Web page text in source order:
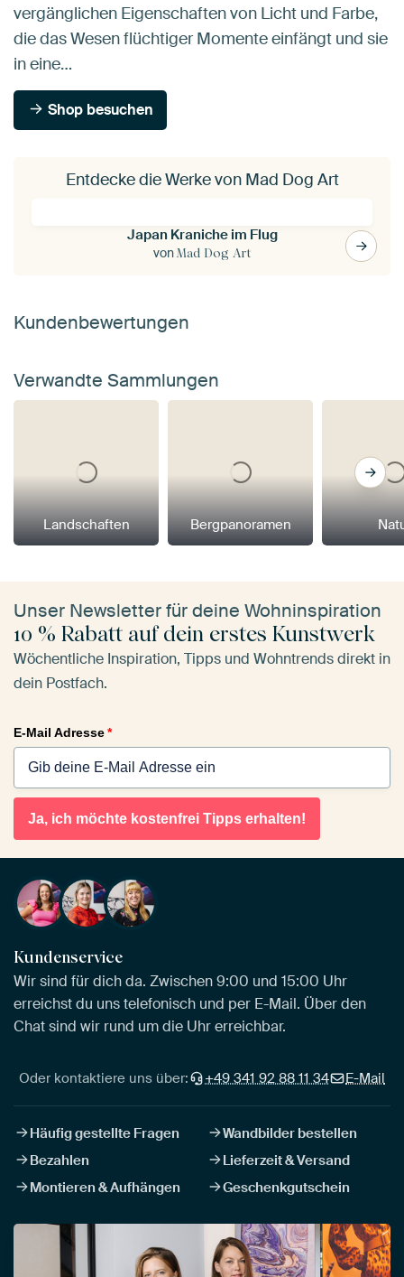
vergänglichen Eigenschaften von Licht und Farbe,
die das Wesen flüchtiger Momente einfängt und sie
in eine…
Shop besuchen
Entdecke die Werke von Mad Dog Art
Japan Kraniche im Flug
vonMad Dog Art
Kundenbewertungen
Verwandte Sammlungen
Landschaften Bergpanoramen
Unser Newsletter für deine Wohninspiration
10 % Rabatt auf dein erstes Kunstwerk
Wöchentliche Inspiration, Tipps und Wohntrends direkt in
dein Postfach.
E-Mail Adresse*
Ja, ich möchte kostenfrei Tipps erhalten!
Kundenservice
Wir sind für dich da. Zwischen 9:00 und 15:00 Uhr
erreichst du uns telefonisch und per E-Mail. Über den
Chat sind wir rund um die Uhr erreichbar.
Oder kontaktiere uns über: +49 341 92 88 11 34 E-Mail
Häufig gestellte Fragen
Wandbilder bestellen
Bezahlen
Lieferzeit & Versand
Montieren & Aufhängen
Geschenkgutschein